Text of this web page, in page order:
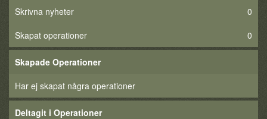
Skrivna nyheter
0
Skapat operationer
0
Skapade Operationer
Har ej skapat några operationer
Deltagit i Operationer